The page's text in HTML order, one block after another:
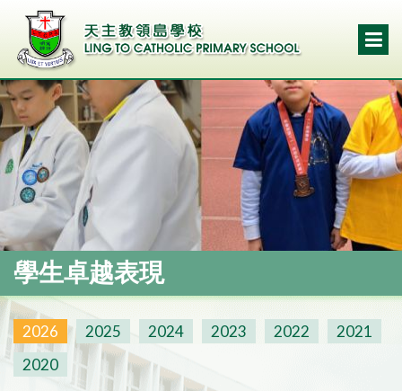
學生卓越表現
2026 2025 2024 2023 2022
2021
2020